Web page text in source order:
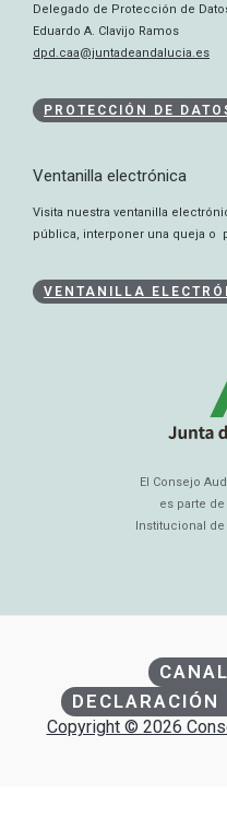
Delegado de Protección de
Eduardo A. Clavijo Ramos
dpd.caa@juntadeandalucia.es
PROTECCIÓN DE
Ventanilla electrónica
Visita nuestra ventanilla
pública, interponer una queja o
VENTANILLA
El Consejo
es parte
Institucional
Copyright © 2026